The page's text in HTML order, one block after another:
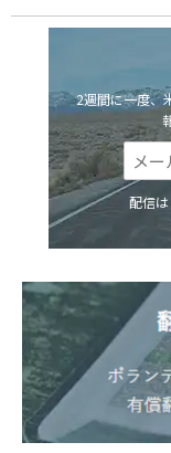
2週間に一度、
配信は